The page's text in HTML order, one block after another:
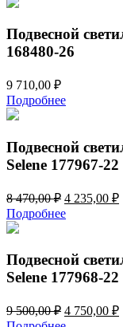
Подвесной
168480-26
9 710,00 ₽
Подробнее
Подвесной
Selene 177967-22
8 470,00₽
цена
составляла
470,00 ₽.
4 235,00 ₽
Подробнее
Подвесной
Selene 177968-22
9 500,00₽
цена
4 750,00 ₽